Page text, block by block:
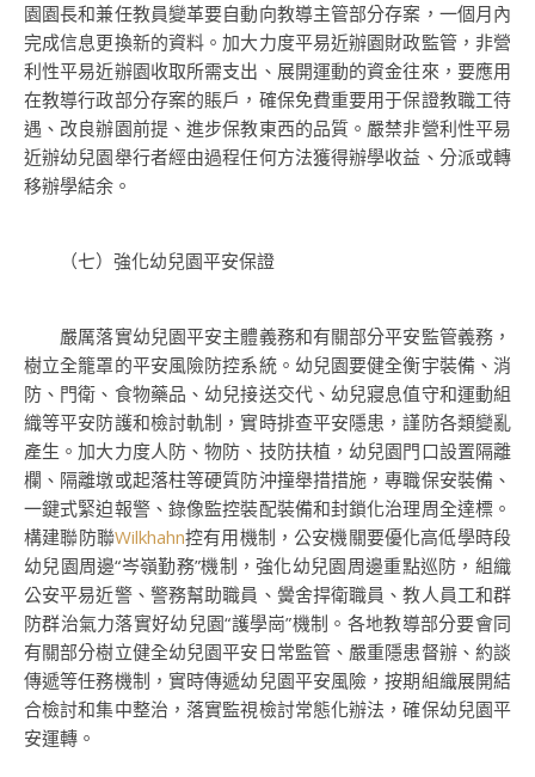
園園長和兼任教員變革要自動向教導主管部分存案，一個月內
完成信息更換新的資料。加大力度平易近辦園財政監管，非營
利性平易近辦園收取所需支出、展開運動的資金往來，要應用
在教導行政部分存案的賬戶，確保免費重要用于保證教職工待
遇、改良辦園前提、進步保教東西的品質。嚴禁非營利性平易
近辦幼兒園舉行者經由過程任何方法獲得辦學收益、分派或轉
移辦學結余。
（七）強化幼兒園平安保證
嚴厲落實幼兒園平安主體義務和有關部分平安監管義務，
樹立全籠罩的平安風險防控系統。幼兒園要健全衡宇裝備、消
防、門衛、食物藥品、幼兒接送交代、幼兒寢息值守和運動組
織等平安防護和檢討軌制，實時排查平安隱患，謹防各類變亂
產生。加大力度人防、物防、技防扶植，幼兒園門口設置隔離
欄、隔離墩或起落柱等硬質防沖撞舉措措施，專職保安裝備、
一鍵式緊迫報警、錄像監控裝配裝備和封鎖化治理周全達標。
構建聯防聯Wilkhahn控有用機制，公安機關要優化高低學時段
幼兒園周邊“岑嶺勤務”機制，強化幼兒園周邊重點巡防，組織
公安平易近警、警務幫助職員、黌舍捍衛職員、教人員工和群
防群治氣力落實好幼兒園“護學崗”機制。各地教導部分要會同
有關部分樹立健全幼兒園平安日常監管、嚴重隱患督辦、約談
傳遞等任務機制，實時傳遞幼兒園平安風險，按期組織展開結
合檢討和集中整治，落實監視檢討常態化辦法，確保幼兒園平
安運轉。